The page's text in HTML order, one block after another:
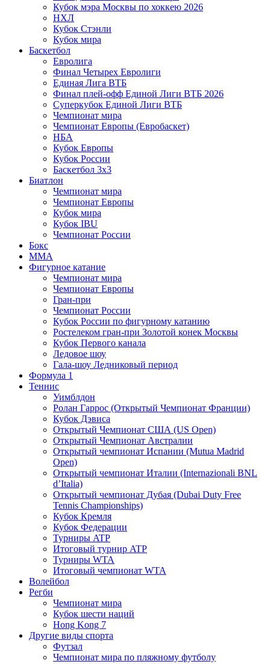
Кубок мэра Москвы по хоккею 2026
НХЛ
Кубок Стэнли
Кубок мира
Баскетбол
Евролига
Финал Четырех Евролиги
Единая Лига ВТБ
Финал плей-офф Единой Лиги ВТБ 2026
Суперкубок Единой Лиги ВТБ
Чемпионат мира
Чемпионат Европы (Евробаскет)
НБА
Кубок Европы
Кубок России
Баскетбол 3х3
Биатлон
Чемпионат мира
Чемпионат Европы
Кубок мира
Кубок IBU
Чемпионат России
Бокс
MMA
Фигурное катание
Чемпионат мира
Чемпионат Европы
Гран-при
Чемпионат России
Кубок России по фигурному катанию
Ростелеком гран-при Золотой конек Москвы
Кубок Первого канала
Ледовое шоу
Гала-шоу Ледниковый период
Формула 1
Теннис
Уимблдон
Ролан Гаррос (Открытый Чемпионат Франции)
Кубок Дэвиса
Открытый Чемпионат США (US Open)
Открытый Чемпионат Австралии
Открытый чемпионат Испании (Mutua Madrid
Open)
Открытый чемпионат Италии (Internazionali BNL
d’Italia)
Открытый чемпионат Дубая (Dubai Duty Free
Tennis Championships)
Кубок Кремля
Кубок Федерации
Турниры ATP
Итоговый турнир ATP
Турниры WTA
Итоговый чемпионат WTA
Волейбол
Регби
Чемпионат мира
Кубок шести наций
Hong Kong 7
Другие виды спорта
Футзал
Чемпионат мира по пляжному футболу